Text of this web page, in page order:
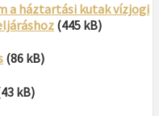
a háztartási kutak vízjogi
(445 kB)
(86 kB)
kB)